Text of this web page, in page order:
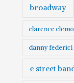
broadway
clarence
danny federici
e street